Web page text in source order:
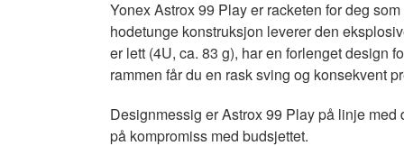
Yonex Astrox 99 Play er racketen for deg
hodetunge konstruksjon leverer den
er lett (4U, ca. 83 g), har en forlenget design
rammen får du en rask sving og konsekvent
Designmessig er Astrox 99 Play på linje
på kompromiss med budsjettet.